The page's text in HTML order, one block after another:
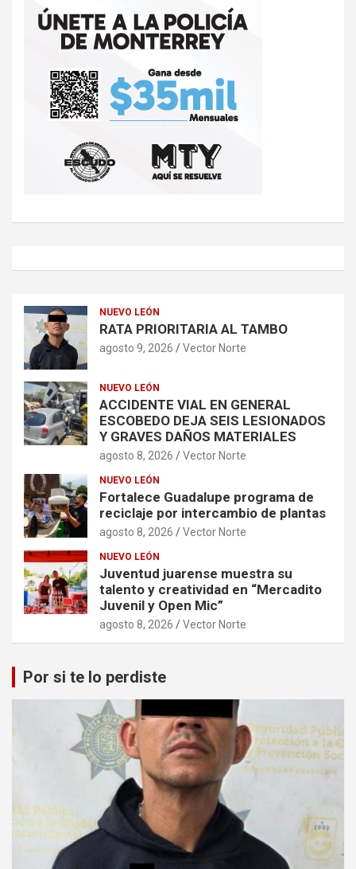
NUEVO LEÓN
RATA PRIORITARIA AL TAMBO
agosto 9, 2026 Vector Norte
NUEVO LEÓN
ACCIDENTE VIAL EN GENERAL
ESCOBEDO DEJA SEIS LESIONADOS
Y GRAVES DAÑOS MATERIALES
agosto 8, 2026 Vector Norte
NUEVO LEÓN
Fortalece Guadalupe programa de
reciclaje por intercambio de plantas
agosto 8, 2026 Vector Norte
NUEVO LEÓN
Juventud juarense muestra su
talento y creatividad en “Mercadito
Juvenil y Open Mic”
agosto 8, 2026 Vector Norte
Por si te lo perdiste